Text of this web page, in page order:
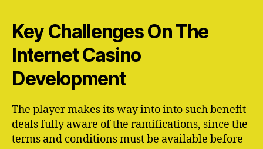
Key Challenges On The
Internet Casino
Development
The player makes its way into into such benefit
deals fully aware of the ramifications, since the
terms and conditions must be available before